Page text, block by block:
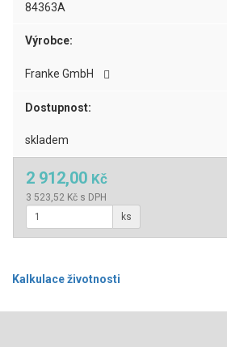
84363A
Výrobce:
Franke GmbH
Dostupnost:
skladem
2 912,00 Kč
3 523,52 Kč s DPH
ks
Kalkulace životnosti